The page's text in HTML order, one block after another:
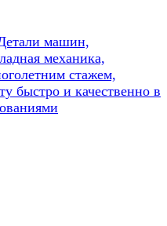
машин,
механика,
стажем,
быстро и качественно в